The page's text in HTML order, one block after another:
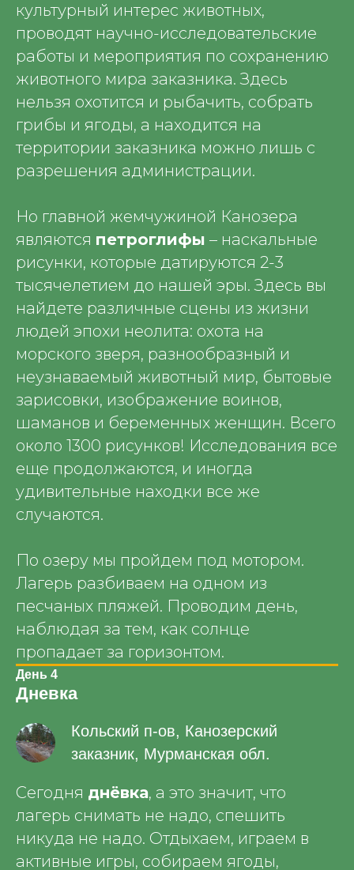
культурный интерес животных,
проводят научно-исследовательские
работы и мероприятия по сохранению
животного мира заказника. Здесь
нельзя охотится и рыбачить, собрать
грибы и ягоды, а находится на
территории заказника можно лишь с
разрешения администрации.
Но главной жемчужиной Канозера
являются петроглифы – наскальные
рисунки, которые датируются 2-3
тысячелетием до нашей эры. Здесь вы
найдете различные сцены из жизни
людей эпохи неолита: охота на
морского зверя, разнообразный и
неузнаваемый животный мир, бытовые
зарисовки, изображение воинов,
шаманов и беременных женщин. Всего
около 1300 рисунков! Исследования все
еще продолжаются, и иногда
удивительные находки все же
случаются.
По озеру мы пройдем под мотором.
Лагерь разбиваем на одном из
песчаных пляжей. Проводим день,
наблюдая за тем, как солнце
пропадает за горизонтом.
День 4
Дневка
Кольский п-ов, Канозерский
заказник, Мурманская обл.
Сегодня днёвка, а это значит, что
лагерь снимать не надо, спешить
никуда не надо. Отдыхаем, играем в
активные игры, собираем ягоды,